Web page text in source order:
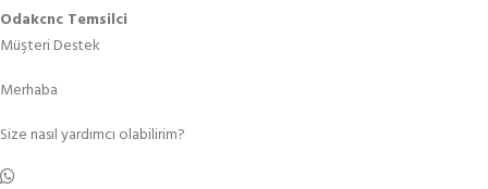
Odakcnc Temsilci
Müşteri Destek
Merhaba
Size nasıl yardımcı olabilirim?